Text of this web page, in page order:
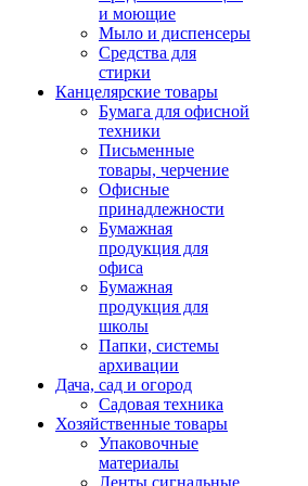
и моющие
Мыло и диспенсеры
Средства для
стирки
Канцелярские товары
Бумага для офисной
техники
Письменные
товары, черчение
Офисные
принадлежности
Бумажная
продукция для
офиса
Бумажная
продукция для
школы
Папки, системы
архивации
Дача, сад и огород
Садовая техника
Хозяйственные товары
Упаковочные
материалы
Ленты сигнальные